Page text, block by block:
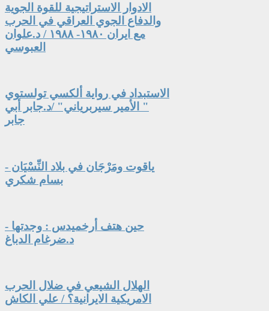
الادوار الاستراتيجية للقوة الجوية
والدفاع الجوي العراقي في الحرب
مع ايران ١٩٨٠- ١٩٨٨ / د.علوان
العبوسي
الاستبداد في رواية ألكسي تولستوي
" الأمير سيربرياني" /د.جابر أبي
جابر
ياقوت ومَرْجَان في بلاد النِّسْيَان -
بسام شكري
حين هتف أرخميدس : وجدتها -
د.ضرغام الدباغ
الهلال الشيعي في ضلال الحرب
الامريكية الايرانية؟ / علي الكاش